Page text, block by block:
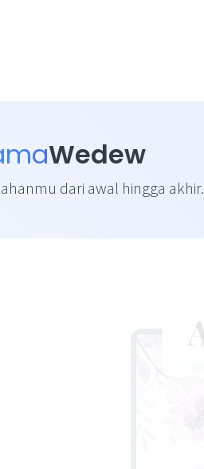
Wedew
dari awal hingga akhir.